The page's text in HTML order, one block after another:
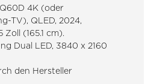
4K (oder
TV), QLED, 2024,
(165.1 cm).
Dual LED, 3840 x 2160
den Hersteller